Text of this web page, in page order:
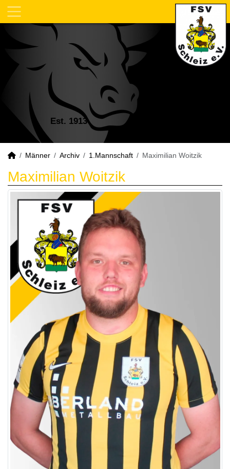
Est. 1913
Männer Archiv 1.Mannschaft Maximilian Woitzik
Maximilian Woitzik